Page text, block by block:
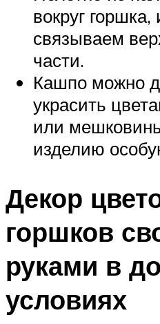
вокруг горшка,
связываем
части.
Кашпо можно
украсить
или
изделию
Декор
горшков
руками в
условиях